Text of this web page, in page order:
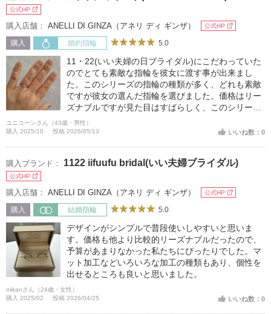
公式HP
購入店舗： ANELLI DI GINZA（アネリ ディ ギンザ） 公式HP
購入 婚約指輪 5.0
11・22(いい夫婦の日ブライダル)にこだわっていた
のでとても素敵な指輪を彼女に渡す事が出来まし
た。このシリーズの指輪の種類が多く、どれも素敵
ですが彼女の選んだ指輪を選びました。価格はリー
ズナブルですが見た目はすばらしく、このシリーズ
の指輪を選んで良かったと思います。
ユニコーンさん（43歳・男性）
購入 2025/10
投稿 2026/05/13 いいね数：0
購入ブランド： 1122 iifuufu bridal(いい夫婦ブライダル)
公式HP
購入店舗： ANELLI DI GINZA（アネリ ディ ギンザ） 公式HP
購入 結婚指輪 5.0
デザインがシンプルで普段使いしやすいと思いま
す。価格も他より比較的リーズナブルだったので、
予算があまりなかった私たちにぴったりでした。マ
ット加工などいろいろな加工の種類もあり、個性を
出せるところも良いと思いました。
mikanさん（24歳・女性）
購入 2025/02
投稿 2026/04/25 いいね数：0